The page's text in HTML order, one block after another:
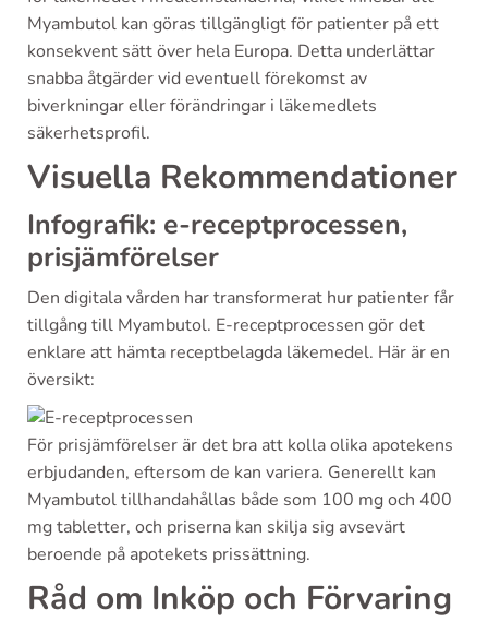
Myambutol kan göras tillgängligt för patienter på ett
konsekvent sätt över hela Europa. Detta underlättar
snabba åtgärder vid eventuell förekomst av
biverkningar eller förändringar i läkemedlets
säkerhetsprofil.
Visuella Rekommendationer
Infografik: e-receptprocessen,
prisjämförelser
Den digitala vården har transformerat hur patienter får
tillgång till Myambutol. E-receptprocessen gör det
enklare att hämta receptbelagda läkemedel. Här är en
översikt:
För prisjämförelser är det bra att kolla olika apotekens
erbjudanden, eftersom de kan variera. Generellt kan
Myambutol tillhandahållas både som 100 mg och 400
mg tabletter, och priserna kan skilja sig avsevärt
beroende på apotekets prissättning.
Råd om Inköp och Förvaring